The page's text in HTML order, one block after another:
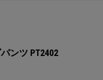
ンツ PT2402